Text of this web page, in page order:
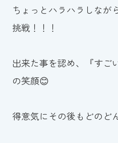
ちょっとハラハラしなが
挑戦！！！
出来た事を認め、『すご
の笑顔😊
得意気にその後もどのど